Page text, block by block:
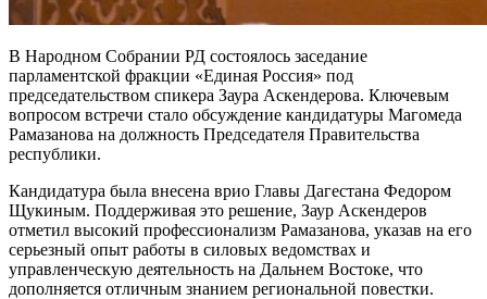
В Народном Собрании РД состоялось заседание
парламентской фракции «Единая Россия» под
председательством спикера Заура Аскендерова. Ключевым
вопросом встречи стало обсуждение кандидатуры Магомеда
Рамазанова на должность Председателя Правительства
республики.
Кандидатура была внесена врио Главы Дагестана Федором
Щукиным. Поддерживая это решение, Заур Аскендеров
отметил высокий профессионализм Рамазанова, указав на его
серьезный опыт работы в силовых ведомствах и
управленческую деятельность на Дальнем Востоке, что
дополняется отличным знанием региональной повестки.